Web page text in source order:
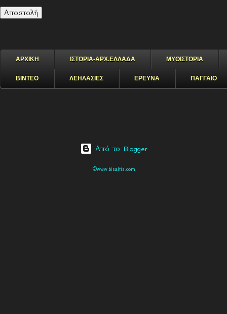
ΑΡΧΙΚΗ ΙΣΤΟΡΙΑ-ΑΡΧ.ΕΛΛΑΔΑ ΜΥΘΙΣΤΟΡΙΑ
ΒΙΝΤΕΟ ΛΕΗΛΑΣΙΕΣ ΕΡΕΥΝΑ ΠΑΓΓΑΙΟ
Από το Blogger
©www.bisaltis.com